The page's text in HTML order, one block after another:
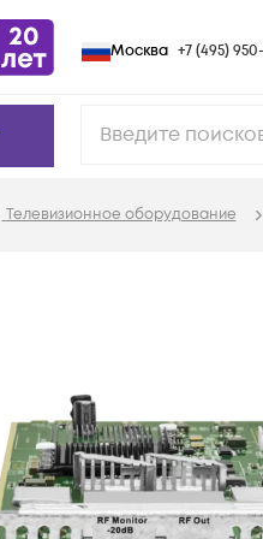
Москва +7 (495) 950-
Телевизионное оборудование